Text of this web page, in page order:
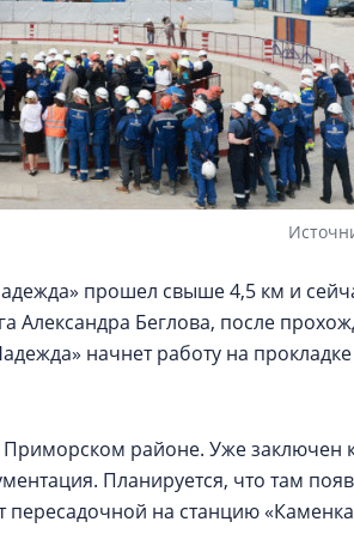
прошел свыше 4,5 км и
Александра Беглова, после
начнет работу на
районе. Уже заключен
Планируется, что там
пересадочной на станцию